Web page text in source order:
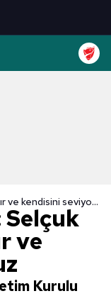
Levent Nazifoğlu: Selçuk İnan kaptanımızdır ve kendisini seviyoruz
ve
Kurulu